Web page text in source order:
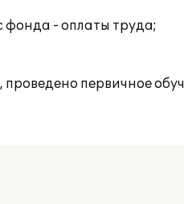
фонда - оплаты труда;
первичное